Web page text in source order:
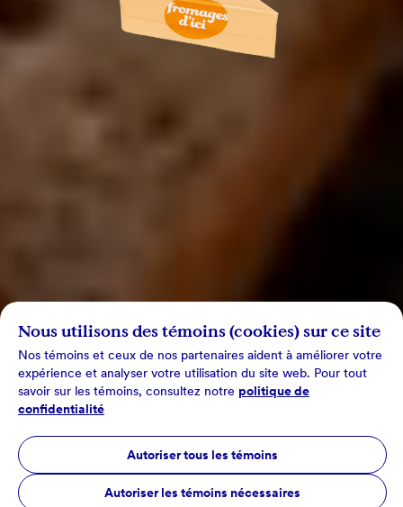
Nous utilisons des témoins (cookies) sur ce site
Nos témoins et ceux de nos partenaires aident à améliorer votre
expérience et analyser votre utilisation du site web. Pour tout
savoir sur les témoins, consultez notre politique de
confidentialité
Autoriser tous les témoins
Autoriser les témoins nécessaires